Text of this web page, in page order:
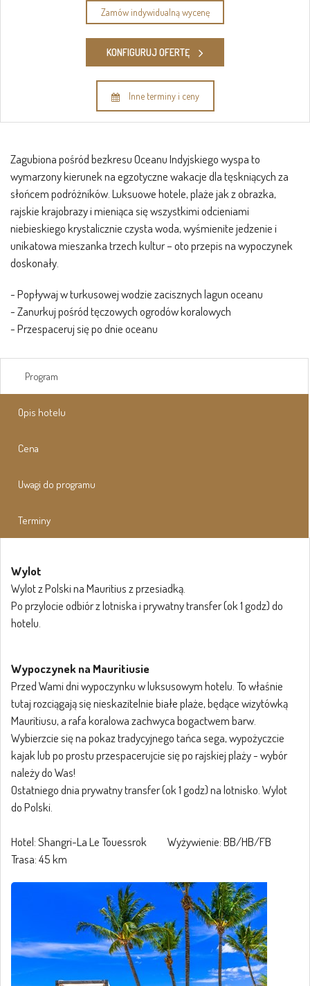
Zamów indywidualną wycenę
KONFIGURUJ OFERTĘ
Inne terminy i ceny
Zagubiona pośród bezkresu Oceanu Indyjskiego wyspa to
wymarzony kierunek na egzotyczne wakacje dla tęskniących za
słońcem podróżników. Luksuowe hotele, plaże jak z obrazka,
rajskie krajobrazy i mieniąca się wszystkimi odcieniami
niebieskiego krystalicznie czysta woda, wyśmienite jedzenie i
unikatowa mieszanka trzech kultur – oto przepis na wypoczynek
doskonały.
- Popływaj w turkusowej wodzie zacisznych lagun oceanu
- Zanurkuj pośród tęczowych ogrodów koralowych
- Przespaceruj się po dnie oceanu
Program
Opis hotelu
Cena
Uwagi do programu
Terminy
Wylot
Wylot z Polski na Mauritius z przesiadką.
Po przylocie odbiór z lotniska i prywatny transfer (ok 1 godz) do
hotelu.
Wypoczynek na Mauritiusie
Przed Wami dni wypoczynku w luksusowym hotelu. To właśnie
tutaj rozciągają się nieskazitelnie białe plaże, będące wizytówką
Mauritiusu, a rafa koralowa zachwyca bogactwem barw.
Wybierzcie się na pokaz tradycyjnego tańca sega, wypożyczcie
kajak lub po prostu przespacerujcie się po rajskiej plaży - wybór
należy do Was!
Ostatniego dnia prywatny transfer (ok 1 godz) na lotnisko. Wylot
do Polski.
Hotel: Shangri-La Le Touessrok Wyżywienie: BB/HB/FB
Trasa: 45 km